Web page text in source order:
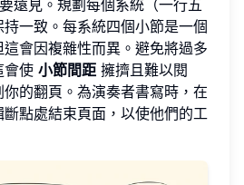
遠見。規劃每個系統（一行五
一致。每系統四個小節是一個
會因複雜性而異。避免將過多
會使 小節間距 擁擠且難以閱
的翻頁。為演奏者書寫時，在
點處結束頁面，以使他們的工